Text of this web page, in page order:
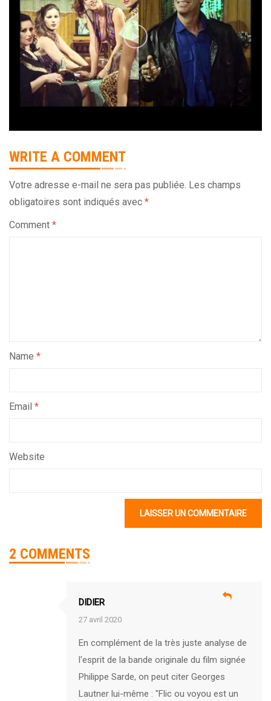
WRITE A COMMENT
Votre adresse e-mail ne sera pas publiée. Les champs
obligatoires sont indiqués avec *
Comment *
Name *
Email *
Website
2 COMMENTS
DIDIER
27 avril 2020
En complément de la très juste analyse de
l'esprit de la bande originale du film signée
Philippe Sarde, on peut citer Georges
Lautner lui-même : "Flic ou voyou est un